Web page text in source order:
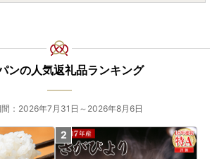
ンの人気返礼品ランキング
：2026年7月31日～2026年8月6日